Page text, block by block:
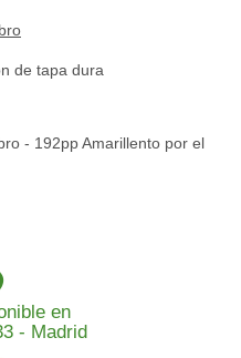
de tapa dura
- 192pp Amarillento por el
en
- Madrid